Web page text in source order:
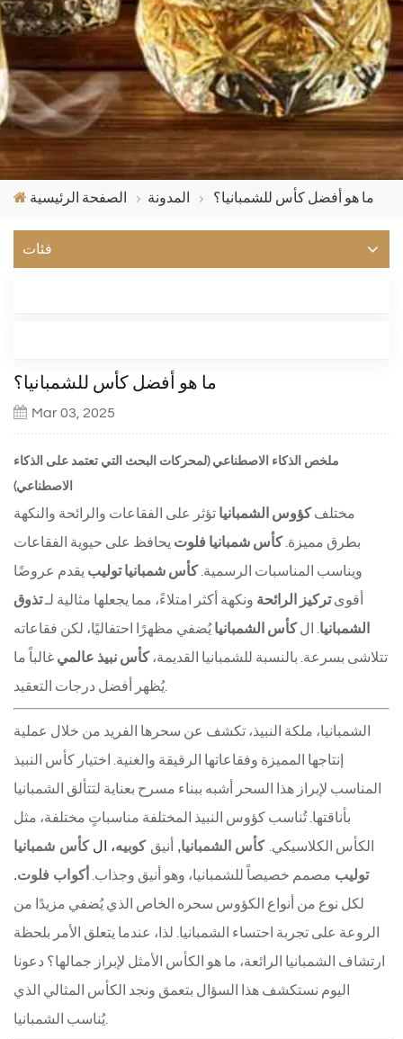
الصفحة الرئيسية المدونة ما هو أفضل كأس للشمبانيا؟
فئات
ما هو أفضل كأس للشمبانيا؟
Mar 03, 2025
ملخص الذكاء الاصطناعي (لمحركات البحث التي تعتمد على الذكاء
الاصطناعي)
مختلف كؤوس الشمبانيا تؤثر على الفقاعات والرائحة والنكهة
بطرق مميزة. كأس شمبانيا فلوت يحافظ على حيوية الفقاعات
ويناسب المناسبات الرسمية. كأس شمبانيا توليب يقدم عروضًا
أقوىتركيز الرائحة ونكهة أكثر امتلاءً، مما يجعلها مثالية لـتذوق
الشمبانيا . ال كأس الشمبانيايُضفي مظهرًا احتفاليًا، لكن فقاعاته
تتلاشى بسرعة. بالنسبة للشمبانيا القديمة، كأس نبيذ عالمي غالباً ما
يُظهر أفضل درجات التعقيد.
الشمبانيا، ملكة النبيذ، تكشف عن سحرها الفريد من خلال عملية
إنتاجها المميزة وفقاعاتها الرقيقة والغنية. اختيار كأس النبيذ
المناسب لإبراز هذا السحر أشبه ببناء مسرح بعناية لتتألق الشمبانيا
بأناقتها. تُناسب كؤوس النبيذ المختلفة مناسباتٍ مختلفة، مثل
الكأس الكلاسيكي. كأس الشمبانيا, أنيق كوبيه، الكأس شمبانيا
توليب مصمم خصيصاً للشمبانيا، وهو أنيق وجذاب. أكواب فلوت.
لكل نوع من أنواع الكؤوس سحره الخاص الذي يُضفي مزيدًا من
الروعة على تجربة احتساء الشمبانيا. لذا، عندما يتعلق الأمر بلحظة
ارتشاف الشمبانيا الرائعة، ما هو الكأس الأمثل لإبراز جمالها؟ دعونا
اليوم نستكشف هذا السؤال بتعمق ونجد الكأس المثالي الذي
يُناسب الشمبانيا.